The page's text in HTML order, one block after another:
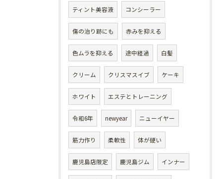
ティント美容液 コンシーラー
傷の治り跡にも 赤みを抑える
色ムラを抑える 途中経過 白髪
クリーム クリスマスイブ ケーキ
ホワイト エステとトレーニング
令和6年 newyear ニューイヤー
筋力作り 柔軟性 体が硬い
鹿児島店限定 鹿児島ジム インナー